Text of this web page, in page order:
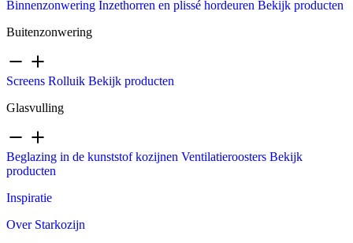
Binnenzonwering Inzethorren en plissé hordeuren Bekijk producten
Buitenzonwering
Screens Rolluik Bekijk producten
Glasvulling
Beglazing in de kunststof kozijnen Ventilatieroosters Bekijk
producten
Inspiratie
Over Starkozijn